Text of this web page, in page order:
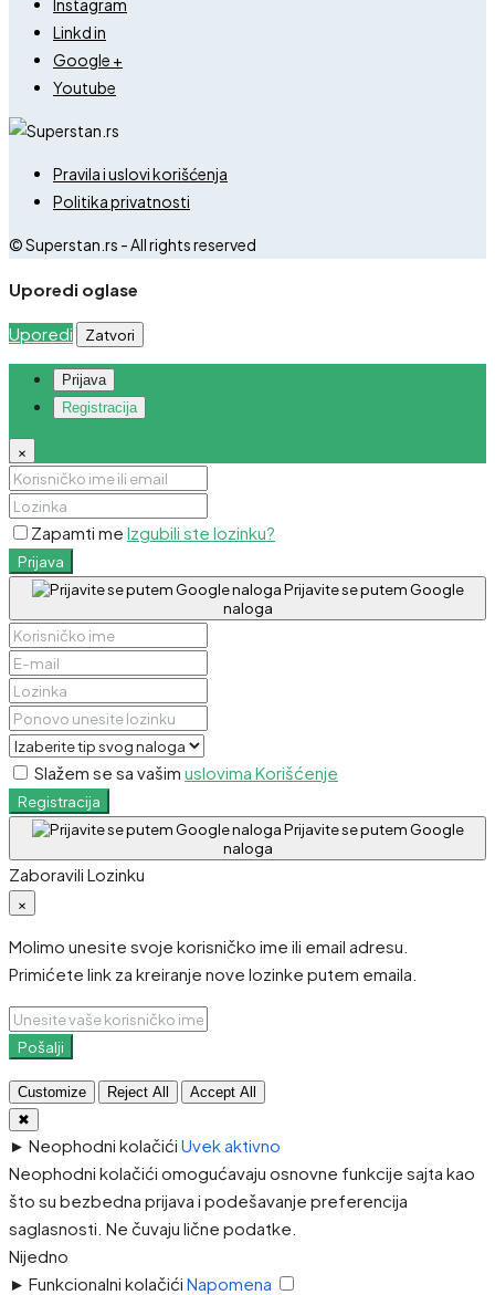
Instagram
Linkd in
Google +
Youtube
Pravila i uslovi korišćenja
Politika privatnosti
© Superstan.rs - All rights reserved
Uporedi oglase
Uporedi Zatvori
Prijava
Registracija
×
Zapamti me Izgubili ste lozinku?
Prijava
Prijavite se putem Google
naloga
Slažem se sa vašim uslovima Korišćenje
Registracija
Prijavite se putem Google
naloga
Zaboravili Lozinku
×
Molimo unesite svoje korisničko ime ili email adresu.
Primićete link za kreiranje nove lozinke putem emaila.
Pošalji
Customize Reject All
Accept All
✖
► Neophodni kolačići Uvek aktivno
Neophodni kolačići omogućavaju osnovne funkcije sajta kao
što su bezbedna prijava i podešavanje preferencija
saglasnosti. Ne čuvaju lične podatke.
Nijedno
► Funkcionalni kolačići Napomena